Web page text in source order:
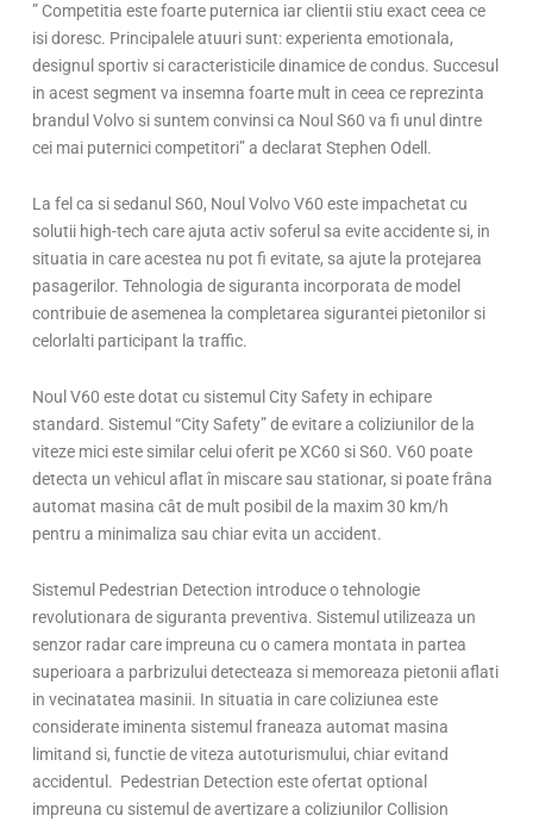
” Competitia este foarte puternica iar clientii stiu exact ceea ce
isi doresc. Principalele atuuri sunt: experienta emotionala,
designul sportiv si caracteristicile dinamice de condus. Succesul
in acest segment va insemna foarte mult in ceea ce reprezinta
brandul Volvo si suntem convinsi ca Noul S60 va fi unul dintre
cei mai puternici competitori” a declarat Stephen Odell.
La fel ca si sedanul S60, Noul Volvo V60 este impachetat cu
solutii high-tech care ajuta activ soferul sa evite accidente si, in
situatia in care acestea nu pot fi evitate, sa ajute la protejarea
pasagerilor. Tehnologia de siguranta incorporata de model
contribuie de asemenea la completarea sigurantei pietonilor si
celorlalti participant la traffic.
Noul V60 este dotat cu sistemul City Safety in echipare
standard. Sistemul “City Safety” de evitare a coliziunilor de la
viteze mici este similar celui oferit pe XC60 si S60. V60 poate
detecta un vehicul aflat în miscare sau stationar, si poate frâna
automat masina cât de mult posibil de la maxim 30 km/h
pentru a minimaliza sau chiar evita un accident.
Sistemul Pedestrian Detection introduce o tehnologie
revolutionara de siguranta preventiva. Sistemul utilizeaza un
senzor radar care impreuna cu o camera montata in partea
superioara a parbrizului detecteaza si memoreaza pietonii aflati
in vecinatatea masinii. In situatia in care coliziunea este
considerate iminenta sistemul franeaza automat masina
limitand si, functie de viteza autoturismului, chiar evitand
accidentul. Pedestrian Detection este ofertat optional
impreuna cu sistemul de avertizare a coliziunilor Collision